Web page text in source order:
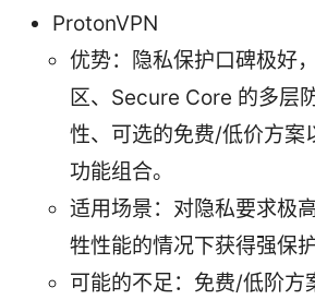
ProtonVPN
优势：隐私保护口碑极好
区、Secure Core 的多层
性、可选的免费/低价方案
功能组合。
适用场景：对隐私要求极
牲性能的情况下获得强保
可能的不足：免费/低阶方